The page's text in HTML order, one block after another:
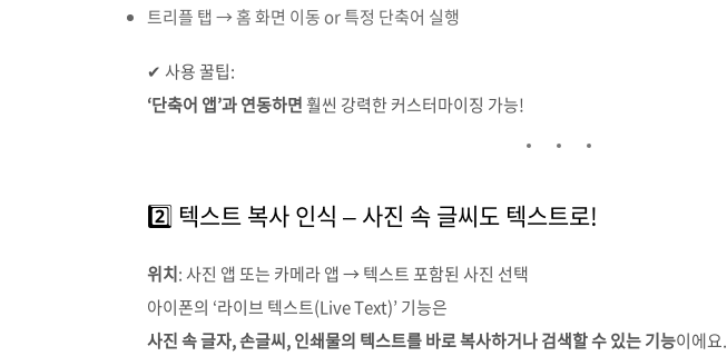
트리플 탭 → 홈 화면 이동 or 특정 단축어 실행
✔ 사용 꿀팁:
‘단축어 앱’과 연동하면훨씬 강력한 커스터마이징 가능!
2️⃣ 텍스트 복사 인식 – 사진 속 글씨도 텍스트로!
위치: 사진 앱 또는 카메라 앱 → 텍스트 포함된 사진 선택
아이폰의 ‘라이브 텍스트(Live Text)’ 기능은
사진 속 글자, 손글씨, 인쇄물의 텍스트를 바로 복사하거나 검색할 수 있는 기능이에요.